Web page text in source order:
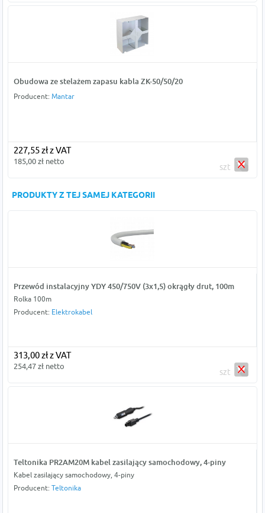
Obudowa ze stelażem zapasu kabla ZK-50/50/20
Producent: Mantar
227,55 zł z VAT
185,00 zł netto
szt
PRODUKTY Z TEJ SAMEJ KATEGORII
Przewód instalacyjny YDY 450/750V (3x1,5) okrągły drut, 100m
Rolka 100m
Producent: Elektrokabel
313,00 zł z VAT
254,47 zł netto
szt
Teltonika PR2AM20M kabel zasilający samochodowy, 4-piny
Kabel zasilający samochodowy, 4-piny
Producent: Teltonika